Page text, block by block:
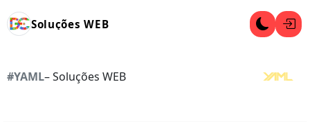
Soluções WEB
#YAML– Soluções WEB